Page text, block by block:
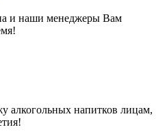
и наши менеджеры Вам
алкогольных напитков лицам,